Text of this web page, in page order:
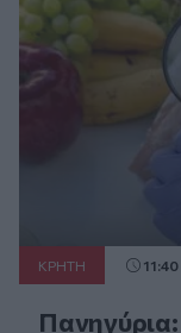
ΚΡΗΤΗ 11:40
Πανηγύρια: